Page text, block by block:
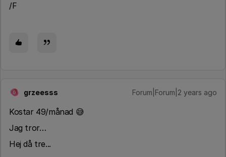
/F
G grzeesss Forum|Forum|2 years ago
Kostar 49/månad 😅
Jag tror…
Hej då tre...